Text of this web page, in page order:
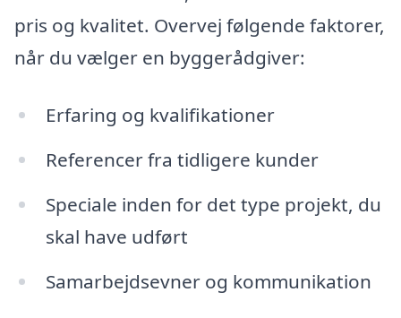
pris og kvalitet. Overvej følgende faktorer,
når du vælger en byggerådgiver:
Erfaring og kvalifikationer
Referencer fra tidligere kunder
Speciale inden for det type projekt, du
skal have udført
Samarbejdsevner og kommunikation